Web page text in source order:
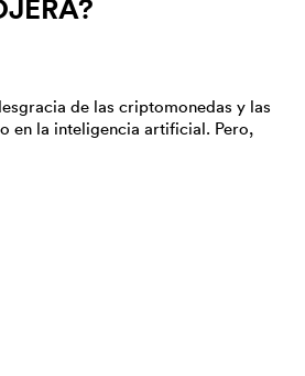
de las criptomonedas y las
en la inteligencia artificial. Pero,